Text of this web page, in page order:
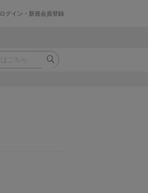
ログイン・新規会員登録